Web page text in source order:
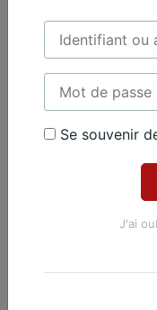
Piano
Se souvenir
J'ai